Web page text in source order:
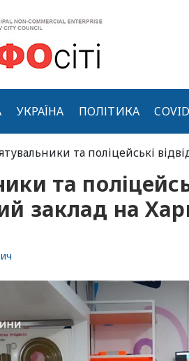
УКРАЇНА ПОЛІТИКА
та поліцейські
та
заклад на